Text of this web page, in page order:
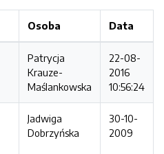
Osoba Data
Patrycja
Krauze-
Maślankowska
22-08-
2016
10:56:24
Jadwiga
Dobrzyńska
30-10-
2009